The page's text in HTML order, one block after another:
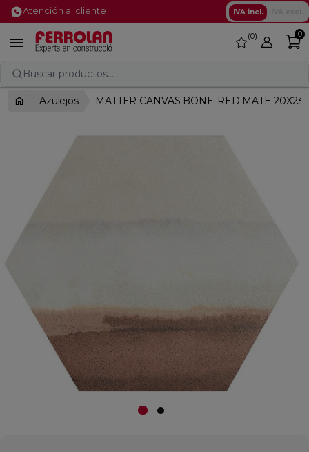
Atención al cliente IVA incl.
 favorite
0 0
Buscar productos...
Azulejos MATTER CANVAS BONE-RED MATE 20X23